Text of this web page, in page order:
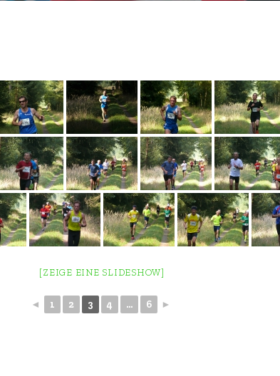
[ZEIGE EINE SLIDESHOW]
◄ 1 2 3 4 ... 6 ►